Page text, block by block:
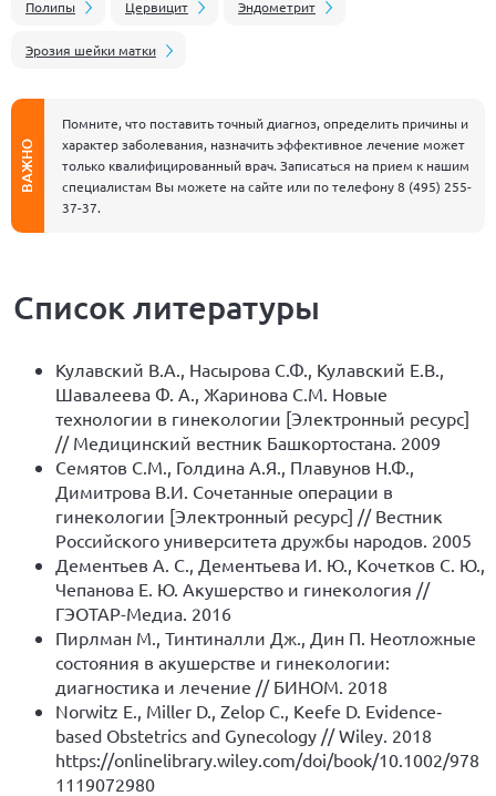
Полипы Цервицит Эндометрит
Эрозия шейки матки
ВАЖНО
Помните, что поставить точный диагноз, определить причины и
характер заболевания, назначить эффективное лечение может
только квалифицированный врач. Записаться на прием к нашим
специалистам Вы можете на сайте или по телефону8 (495) 255-
37-37.
Список литературы
Кулавский В.А., Насырова С.Ф., Кулавский Е.В.,
Шавалеева Ф. А., Жаринова С.М. Новые
технологии в гинекологии [Электронный ресурс]
// Медицинский вестник Башкортостана. 2009
Семятов С.М., Голдина А.Я., Плавунов Н.Ф.,
Димитрова В.И. Сочетанные операции в
гинекологии [Электронный ресурс] // Вестник
Российского университета дружбы народов. 2005
Дементьев А. С., Дементьева И. Ю., Кочетков С. Ю.,
Чепанова Е. Ю. Акушерство и гинекология //
ГЭОТАР-Медиа. 2016
Пирлман М., Тинтиналли Дж., Дин П. Неотложные
состояния в акушерстве и гинекологии:
диагностика и лечение // БИНОМ. 2018
Norwitz E., Miller D., Zelop C., Keefe D. Evidence‐
based Obstetrics and Gynecology // Wiley. 2018
https://onlinelibrary.wiley.com/doi/book/10.1002/978
1119072980